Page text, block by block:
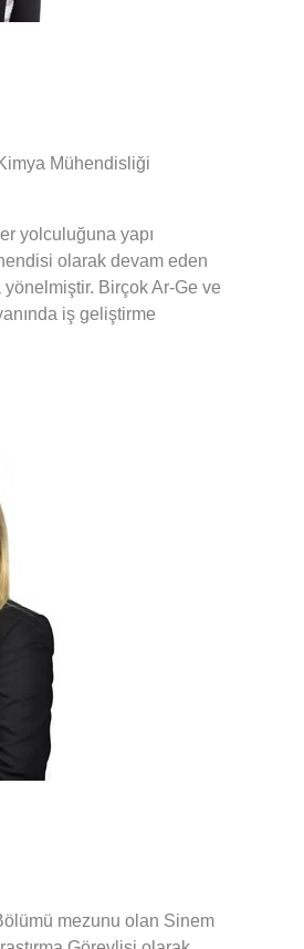
Mühendisliği
yolculuğuna yapı
olarak devam eden
yönelmiştir. Birçok Ar-Ge ve
iş geliştirme
sahiptir. AB ETS’nin
yönelik çeşitli
olarak görev yapan Koç,
ile yakından çalışmıştır.
değişikliği azaltım ve
risk ve kırılganlık analizi
aynı zamanda doğa bazlı
paydaş analizi ve
yetkinliğe sahiptir.
yapmaktadır.
mezunu olan Sinem